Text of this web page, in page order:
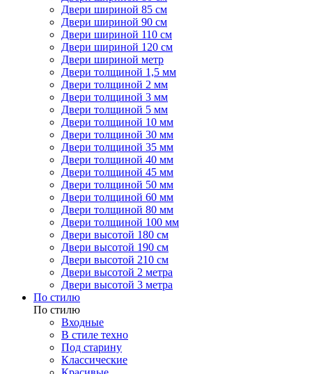
Двери шириной 85 см
Двери шириной 90 см
Двери шириной 110 см
Двери шириной 120 см
Двери шириной метр
Двери толщиной 1,5 мм
Двери толщиной 2 мм
Двери толщиной 3 мм
Двери толщиной 5 мм
Двери толщиной 10 мм
Двери толщиной 30 мм
Двери толщиной 35 мм
Двери толщиной 40 мм
Двери толщиной 45 мм
Двери толщиной 50 мм
Двери толщиной 60 мм
Двери толщиной 80 мм
Двери толщиной 100 мм
Двери высотой 180 см
Двери высотой 190 см
Двери высотой 210 см
Двери высотой 2 метра
Двери высотой 3 метра
По стилю
По стилю
Входные
В стиле техно
Под старину
Классические